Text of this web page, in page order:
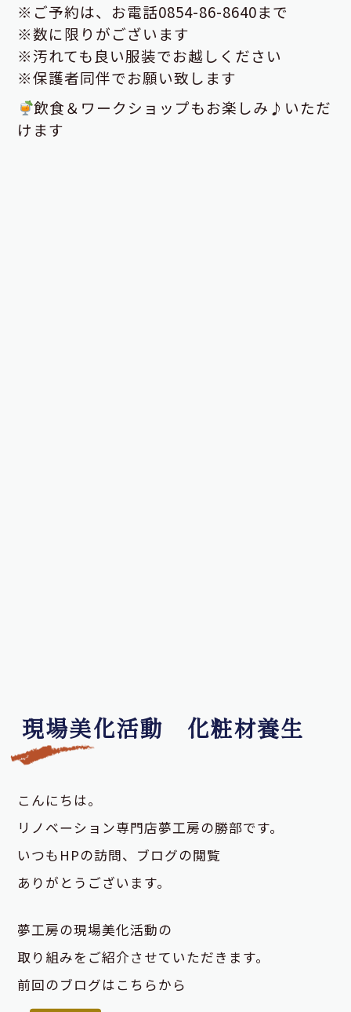
※ご予約は、お電話0854-86-8640まで
※数に限りがございます
※汚れても良い服装でお越しください
※保護者同伴でお願い致します
飲食＆ワークショップもお楽しみ♪いただ
けます
現場美化活動 化粧材養生
こんにちは。
リノベーション専門店夢工房の勝部です。
いつもHPの訪問、ブログの閲覧
ありがとうございます。
夢工房の現場美化活動の
取り組みをご紹介させていただきます。
前回のブログはこちらから